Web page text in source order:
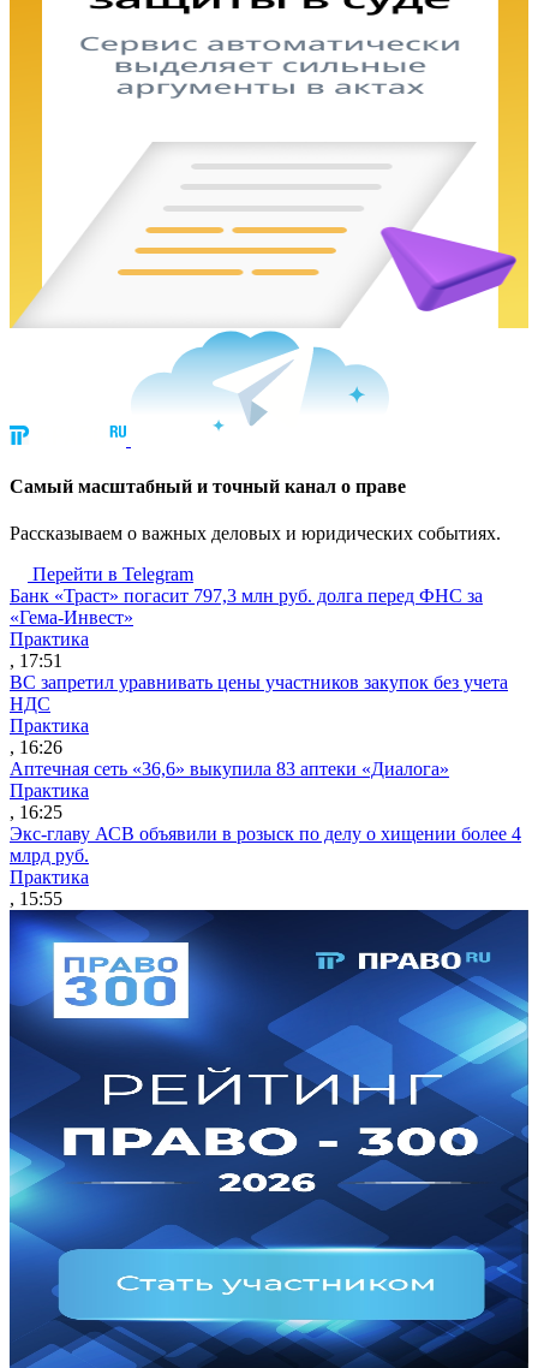
Cамый масштабный и точный канал о праве
Рассказываем о важных деловых и юридических событиях.
Перейти в Telegram
Банк «Траст» погасит 797,3 млн руб. долга перед ФНС за
«Гема-Инвест»
Практика
, 17:51
ВС запретил уравнивать цены участников закупок без учета
НДС
Практика
, 16:26
Аптечная сеть «36,6» выкупила 83 аптеки «Диалога»
Практика
, 16:25
Экс-главу АСВ объявили в розыск по делу о хищении более 4
млрд руб.
Практика
, 15:55